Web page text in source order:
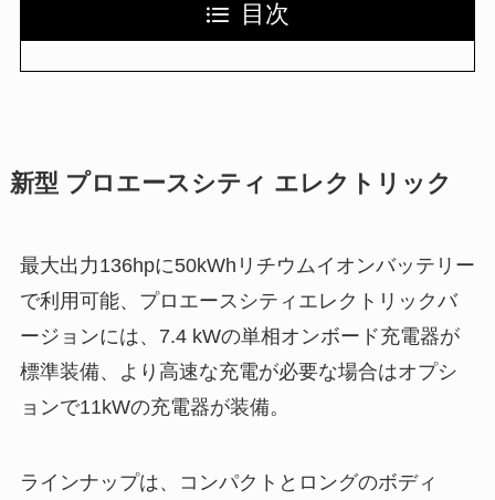
目次
新型 プロエースシティ エレクトリック
最大出力136hpに50kWhリチウムイオンバッテリー
で利用可能、プロエースシティエレクトリックバ
ージョンには、7.4 kWの単相オンボード充電器が
標準装備、より高速な充電が必要な場合はオプシ
ョンで11kWの充電器が装備。
ラインナップは、コンパクトとロングのボディ